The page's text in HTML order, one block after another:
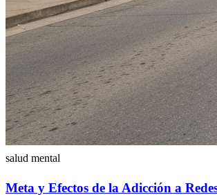
salud mental
Meta y Efectos de la Adicción a